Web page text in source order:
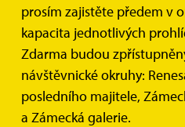
prosím zajistěte předem v
kapacita jednotlivých
Zdarma budou
návštěvnické okruhy:
posledního majitele,
a Zámecká galerie.